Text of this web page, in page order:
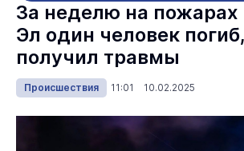
За неделю на
Эл один человек
получил травмы
Происшествия 11:01 10.02.2025